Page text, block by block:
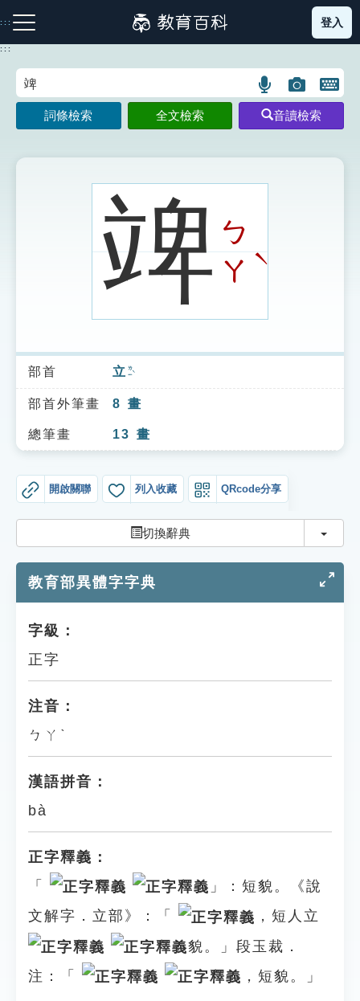
到
主
:::
注音索引圖示 筆畫索引圖示 部首索引表圖示
索引選單
知識索引
單字索引
貓頭鷹博士
登入
:::
語
言
搜
示
圖
片
搜
開
鍵
圖
詞條檢索 全文檢索 音讀檢索
䇑ㄅ
ㄚˋ
部首 立 ㄌㄧˋ
部首外筆畫 8 畫
總筆畫 13 畫
開啟關聯 列入收藏 QRcode分享
切換辭典 切換
教育部異體字字典
字級：
正字
注音：
ㄅㄚˋ
漢語拼音：
bà
正字釋義：
「
」：短貌。《說
文解字．立部》：「
，短人立
貌。」段玉裁．
注：「
，短貌。」